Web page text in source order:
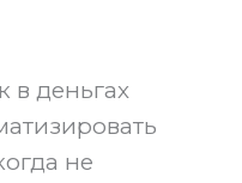
в деньгах
не